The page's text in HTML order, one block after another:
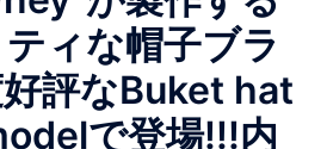
ィな帽子ブラ
評なBuket hat
で登場!!!内